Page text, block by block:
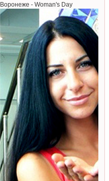
Воронеже - Woman's Day